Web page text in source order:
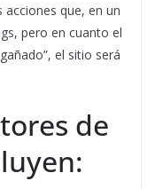
que, en un
pero en cuanto el
el sitio será
de